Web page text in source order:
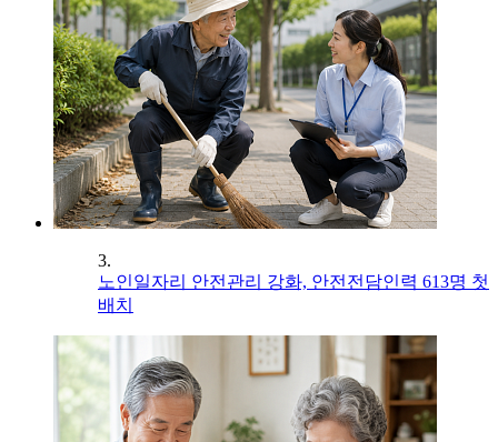
3.
노인일자리 안전관리 강화, 안전전담인력 613명 첫
배치